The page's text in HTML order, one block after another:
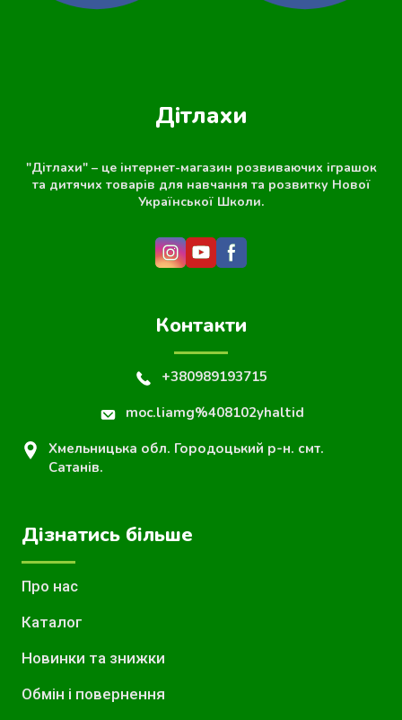
Дітлахи
"Дітлахи" – це інтернет-магазин розвиваючих іграшок
та дитячих товарів для навчання та розвитку Нової
Української Школи.
Контакти
+380989193715
moc.liamg%408102yhaltid
Хмельницька обл. Городоцький р-н. смт.
Сатанів.
Дізнатись більше
Про нас
Каталог
Новинки та знижки
Обмін і повернення